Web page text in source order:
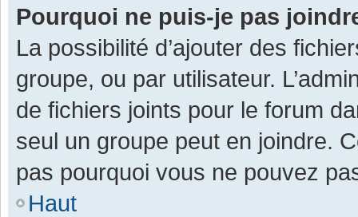
Pourquoi ne puis-je pas
La possibilité d’ajouter des
groupe, ou par utilisateur.
de fichiers joints pour le forum
seul un groupe peut en joindre.
pas pourquoi vous ne pouvez
Haut